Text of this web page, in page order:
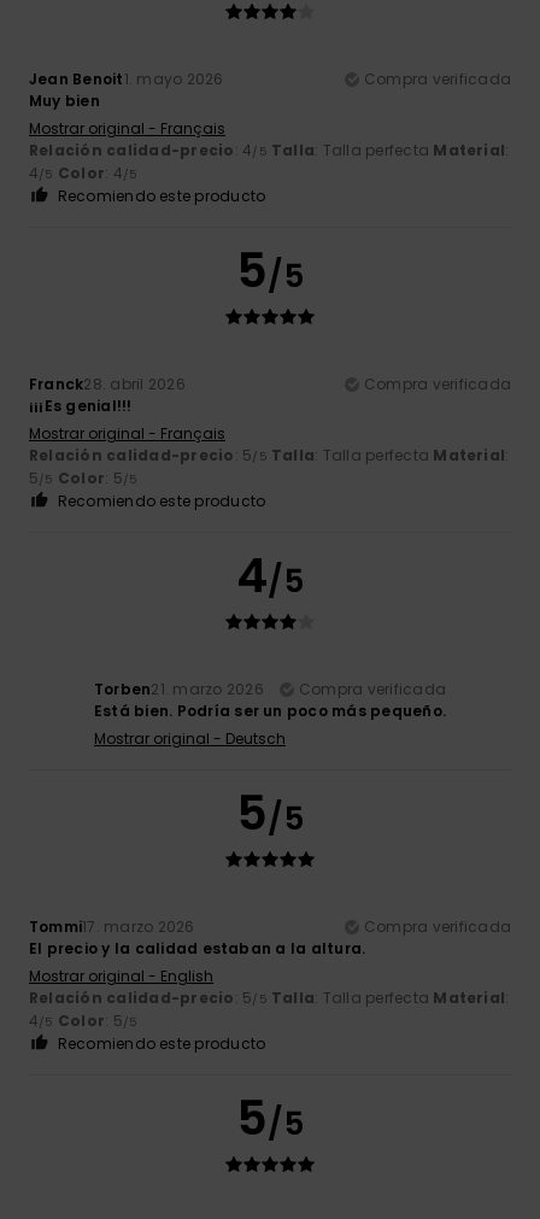
Jean Benoit1. mayo 2026
Compra verificada
Muy bien
Mostrar original - Français
Relación calidad-precio: 4/5 Talla: Talla perfecta Material:
4/5 Color: 4/5
Recomiendo este producto
5/5
Franck28. abril 2026
Compra verificada
¡¡¡Es genial!!!
Mostrar original - Français
Relación calidad-precio: 5/5 Talla: Talla perfecta Material:
5/5 Color: 5/5
Recomiendo este producto
4/5
Torben21. marzo 2026
Compra verificada
Está bien. Podría ser un poco más pequeño.
Mostrar original - Deutsch
5/5
Tommi17. marzo 2026
Compra verificada
El precio y la calidad estaban a la altura.
Mostrar original - English
Relación calidad-precio: 5/5 Talla: Talla perfecta Material:
4/5 Color: 5/5
Recomiendo este producto
5/5